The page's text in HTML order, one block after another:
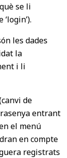
se li
les dades
la
i li
de
entrant
el menú
en compte
registrats